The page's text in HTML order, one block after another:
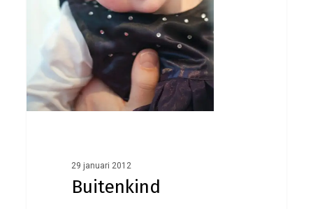
29 januari 2012
Buitenkind